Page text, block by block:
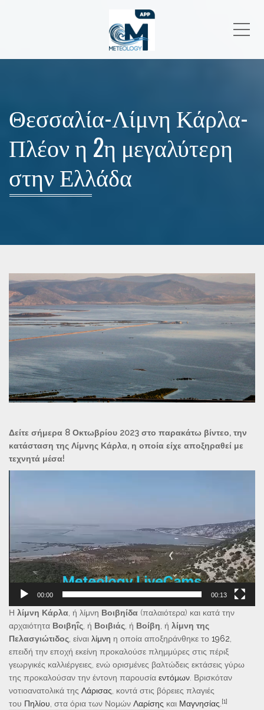
Θεσσαλία-Λίμνη Κάρλα-
Πλέον η 2η μεγαλύτερη
στην Ελλάδα
Δείτε σήμερα 8 Οκτωβρίου 2023 στο παρακάτω βίντεο, την
κατάσταση της Λίμνης Κάρλα, η οποία είχε αποξηραθεί με
τεχνητά μέσα!
00:00 00:13
Η λίμνη Κάρλα, ή λίμνη Βοιβηίδα (παλαιότερα) και κατά την
αρχαιότητα Βοιβηΐς, ή Βοιβιάς, ή Βοίβη, ή λίμνη της
Πελασγιώτιδος, είναι λίμνη η οποία αποξηράνθηκε το 1962,
επειδή την εποχή εκείνη προκαλούσε πλημμύρες στις πέριξ
γεωργικές καλλιέργειες, ενώ ορισμένες βαλτώδεις εκτάσεις γύρω
της προκαλούσαν την έντονη παρουσία εντόμων. Βρισκόταν
νοτιοανατολικά της Λάρισας, κοντά στις βόρειες πλαγιές
του Πηλίου, στα όρια των Νομών Λαρίσης και Μαγνησίας.[1]